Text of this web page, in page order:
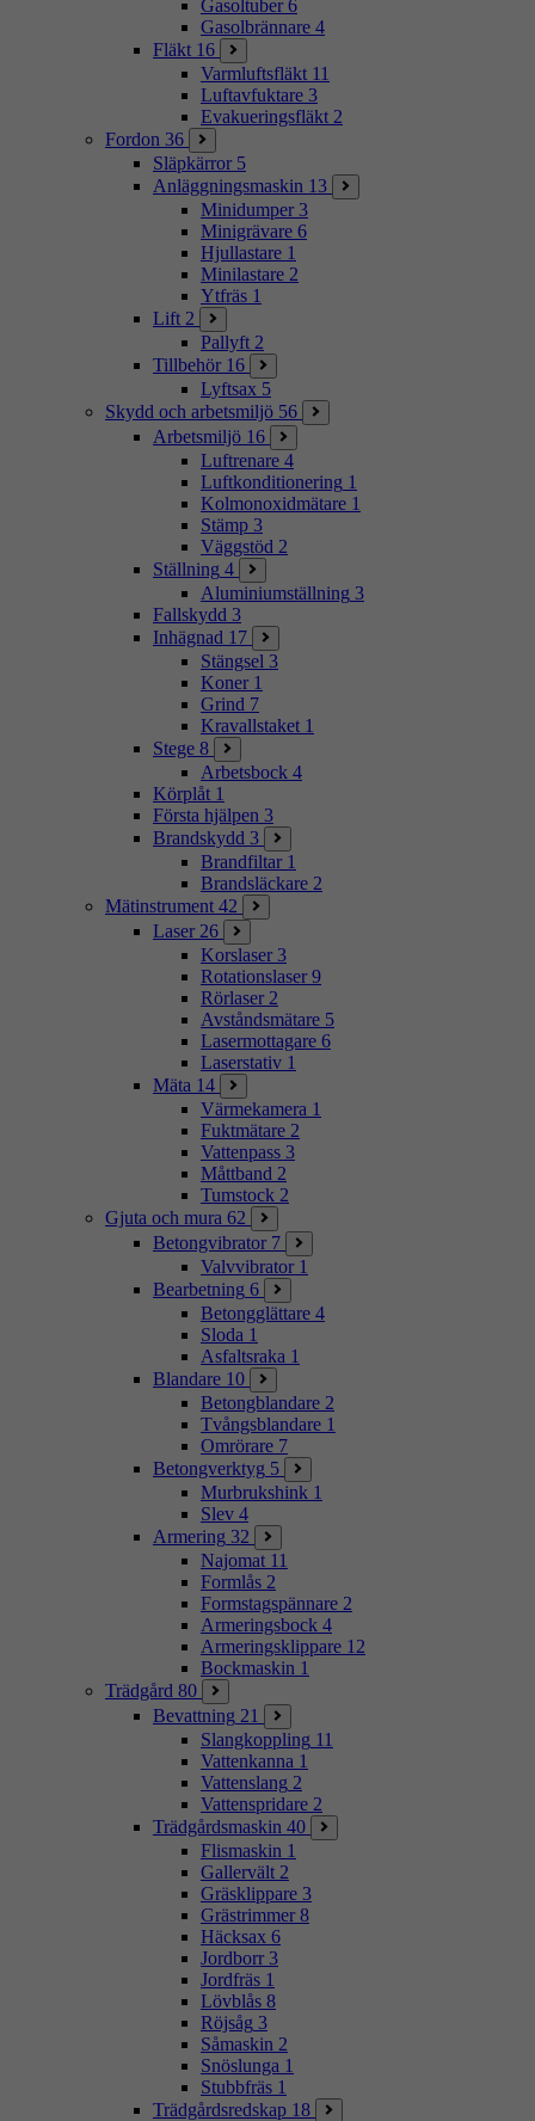
Gasoltuber 6
Gasolbrännare 4
Fläkt 16
Varmluftsfläkt 11
Luftavfuktare 3
Evakueringsfläkt 2
Fordon 36
Släpkärror 5
Anläggningsmaskin 13
Minidumper 3
Minigrävare 6
Hjullastare 1
Minilastare 2
Ytfräs 1
Lift 2
Pallyft 2
Tillbehör 16
Lyftsax 5
Skydd och arbetsmiljö 56
Arbetsmiljö 16
Luftrenare 4
Luftkonditionering 1
Kolmonoxidmätare 1
Stämp 3
Väggstöd 2
Ställning 4
Aluminiumställning 3
Fallskydd 3
Inhägnad 17
Stängsel 3
Koner 1
Grind 7
Kravallstaket 1
Stege 8
Arbetsbock 4
Körplåt 1
Första hjälpen 3
Brandskydd 3
Brandfiltar 1
Brandsläckare 2
Mätinstrument 42
Laser 26
Korslaser 3
Rotationslaser 9
Rörlaser 2
Avståndsmätare 5
Lasermottagare 6
Laserstativ 1
Mäta 14
Värmekamera 1
Fuktmätare 2
Vattenpass 3
Måttband 2
Tumstock 2
Gjuta och mura 62
Betongvibrator 7
Valvvibrator 1
Bearbetning 6
Betongglättare 4
Sloda 1
Asfaltsraka 1
Blandare 10
Betongblandare 2
Tvångsblandare 1
Omrörare 7
Betongverktyg 5
Murbrukshink 1
Slev 4
Armering 32
Najomat 11
Formlås 2
Formstagspännare 2
Armeringsbock 4
Armeringsklippare 12
Bockmaskin 1
Trädgård 80
Bevattning 21
Slangkoppling 11
Vattenkanna 1
Vattenslang 2
Vattenspridare 2
Trädgårdsmaskin 40
Flismaskin 1
Gallervält 2
Gräsklippare 3
Grästrimmer 8
Häcksax 6
Jordborr 3
Jordfräs 1
Lövblås 8
Röjsåg 3
Såmaskin 2
Snöslunga 1
Stubbfräs 1
Trädgårdsredskap 18